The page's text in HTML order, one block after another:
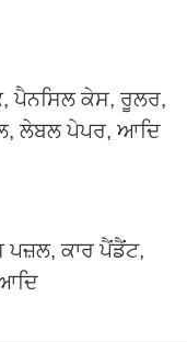
ਪੈਨਸਿਲ ਕੇਸ, ਰੂਲਰ,
ਲੇਬਲ ਪੇਪਰ, ਆਦਿ
ਕਾਰ ਪੈਂਡੈਂਟ,